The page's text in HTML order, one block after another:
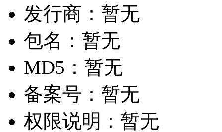
发行商： 暂无
包名： 暂无
MD5： 暂无
备案号： 暂无
权限说明： 暂无